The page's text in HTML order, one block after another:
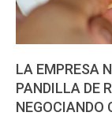
LA EMPRESA
PANDILLA DE
NEGOCIANDO